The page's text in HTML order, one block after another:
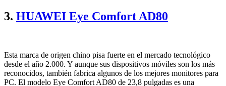
3. HUAWEI Eye Comfort AD80
Esta marca de origen chino pisa fuerte en el mercado tecnológico
desde el año 2.000. Y aunque sus dispositivos móviles son los más
reconocidos, también fabrica algunos de los mejores monitores para
PC. El modelo Eye Comfort AD80 de 23,8 pulgadas es una